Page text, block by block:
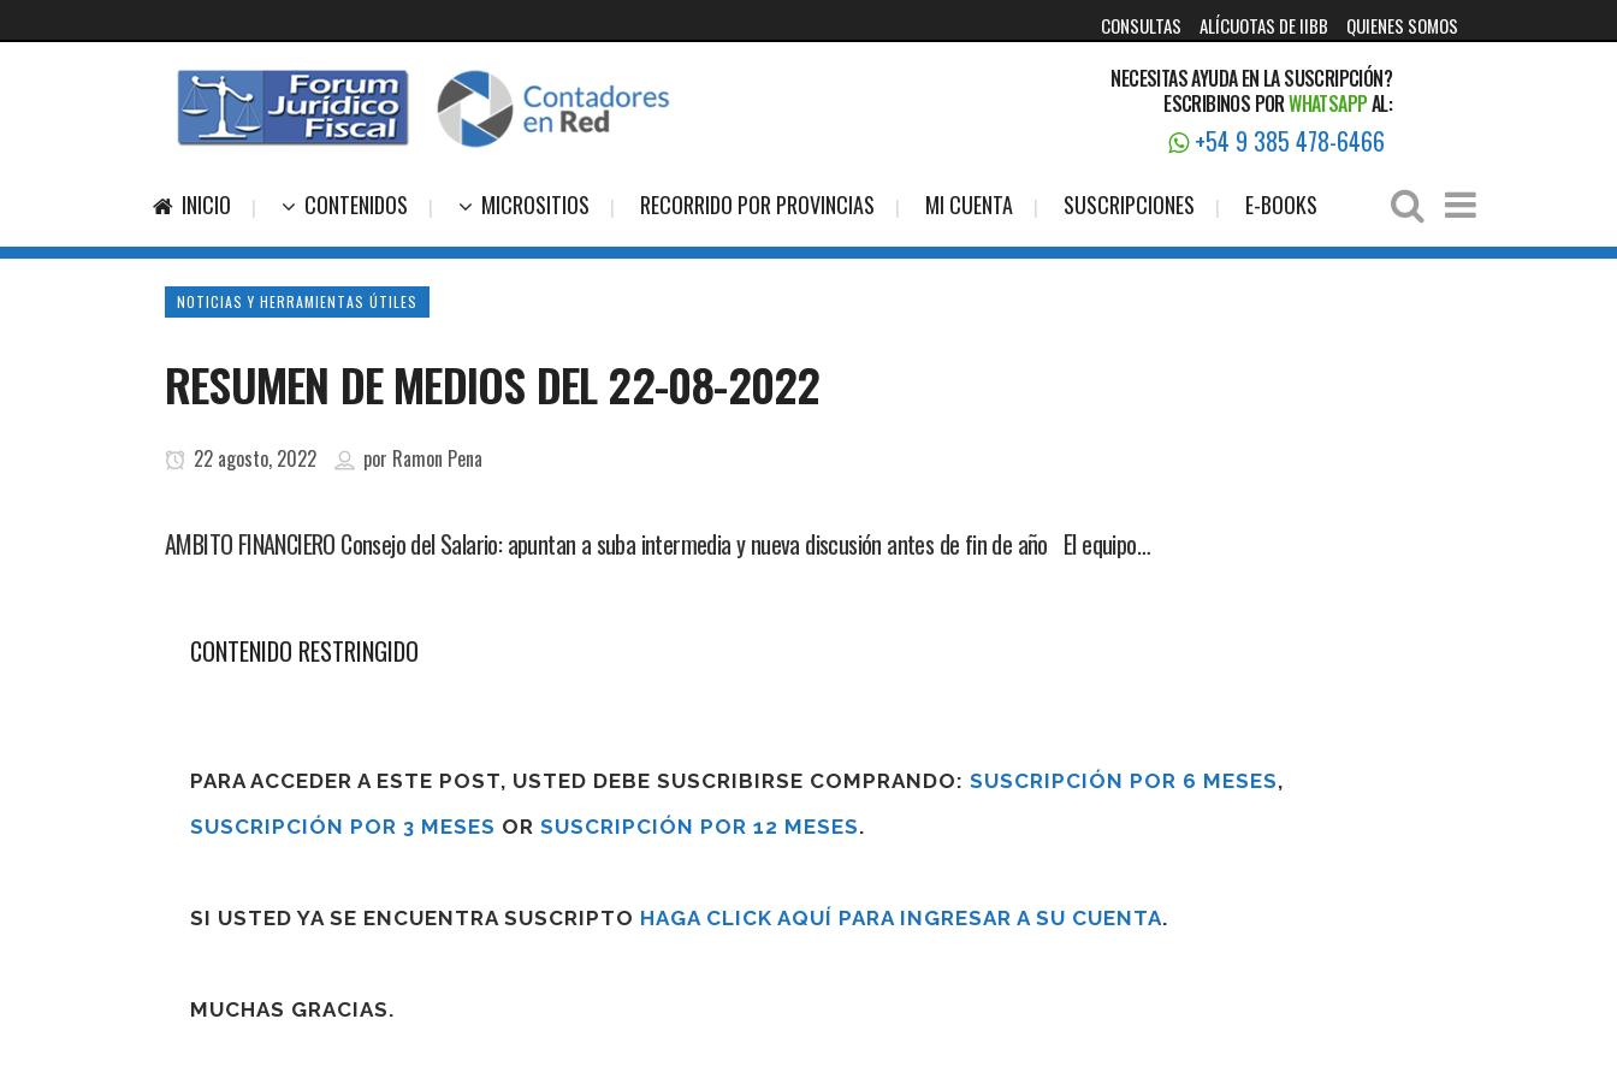
CONSULTAS ALÍCUOTAS DE IIBB QUIENES SOMOS
NECESITAS AYUDA EN LA SUSCRIPCIÓN?
ESCRIBINOS PORWHATSAPPAL:
+54 9 385 478-6466
INICIO CONTENIDOS MICROSITIOS RECORRIDO POR PROVINCIAS MI CUENTA SUSCRIPCIONES E-BOOKS
NOTICIAS Y HERRAMIENTAS ÚTILES
RESUMEN DE MEDIOS DEL 22-08-2022
22 agosto, 2022 por Ramon Pena
AMBITO FINANCIERO Consejo del Salario: apuntan a suba intermedia y nueva discusión antes de fin de año El equipo…
CONTENIDO RESTRINGIDO
PARA ACCEDER A ESTE POST, USTED DEBE SUSCRIBIRSE COMPRANDO: SUSCRIPCIÓN POR 6 MESES,
SUSCRIPCIÓN POR 3 MESES OR SUSCRIPCIÓN POR 12 MESES.
SI USTED YA SE ENCUENTRA SUSCRIPTO HAGA CLICK AQUÍ PARA INGRESAR A SU CUENTA.
MUCHAS GRACIAS.